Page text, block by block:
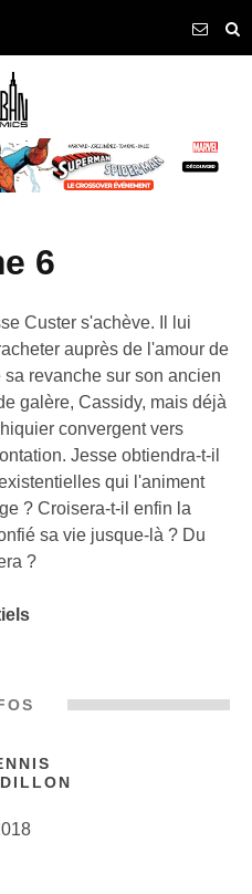
6
Custer s'achève. Il lui
auprès de l'amour de
revanche sur son ancien
galère, Cassidy, mais déjà
convergent vers
Jesse obtiendra-t-il
qui l'animent
? Croisera-t-il enfin la
sa vie jusque-là ? Du
?